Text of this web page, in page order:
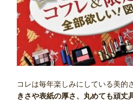
コレは毎年楽しみにしている美的
きさや表紙の厚さ、丸めても頑丈